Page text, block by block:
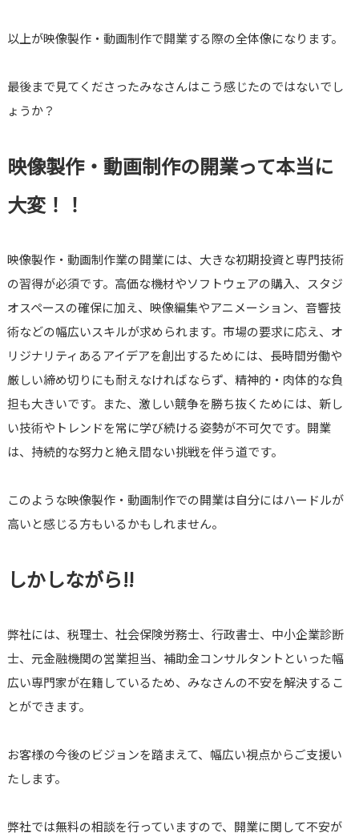
以上が映像製作・動画制作で開業する際の全体像になります。
最後まで見てくださったみなさんはこう感じたのではないでし
ょうか？
映像製作・動画制作の開業って本当に
大変！！
映像製作・動画制作業の開業には、大きな初期投資と専門技術
の習得が必須です。高価な機材やソフトウェアの購入、スタジ
オスペースの確保に加え、映像編集やアニメーション、音響技
術などの幅広いスキルが求められます。市場の要求に応え、オ
リジナリティあるアイデアを創出するためには、長時間労働や
厳しい締め切りにも耐えなければならず、精神的・肉体的な負
担も大きいです。また、激しい競争を勝ち抜くためには、新し
い技術やトレンドを常に学び続ける姿勢が不可欠です。開業
は、持続的な努力と絶え間ない挑戦を伴う道です。
このような映像製作・動画制作での開業は自分にはハードルが
高いと感じる方もいるかもしれません。
しかしながら‼
弊社には、税理士、社会保険労務士、行政書士、中小企業診断
士、元金融機関の営業担当、補助金コンサルタントといった幅
広い専門家が在籍しているため、みなさんの不安を解決するこ
とができます。
お客様の今後のビジョンを踏まえて、幅広い視点からご支援い
たします。
弊社では無料の相談を行っていますので、開業に関して不安が